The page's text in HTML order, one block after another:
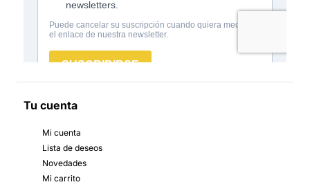
Tu cuenta
Mi cuenta
Lista de deseos
Novedades
Mi carrito